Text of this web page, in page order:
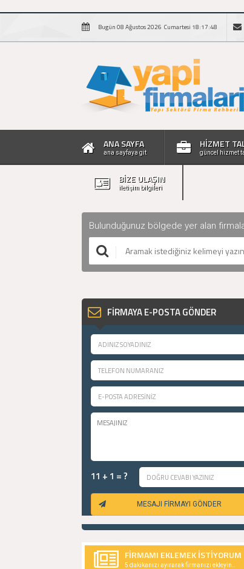
Bugün 08 Ağustos 2026 Cumartesi 18:17:49
ANA SAYFA
ana sayfaya git
HİZMET
güncel hizmet
BİZE ULAŞIN
iletişim bilgileri
Bulunduğunuz bölgede yer alan
FİRMAYA E-POSTA GÖNDER
11 + 1 = ?
MESAJI FİRMAYI GÖNDER
FİRMAMI EKLEMEK İSTİYORUM
5 dakikanızı ayırarak firmanızı ekleyin..